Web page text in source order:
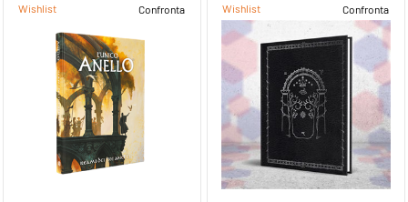
Wishlist Confronta Wishlist Confronta